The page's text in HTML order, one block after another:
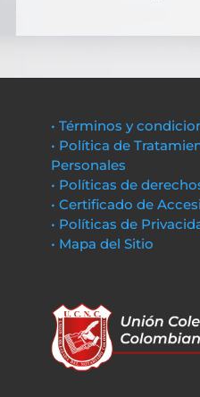
• Términos y
• Política de
Personales
• Políticas de
• Certificado de
• Políticas de
• Mapa del Sitio